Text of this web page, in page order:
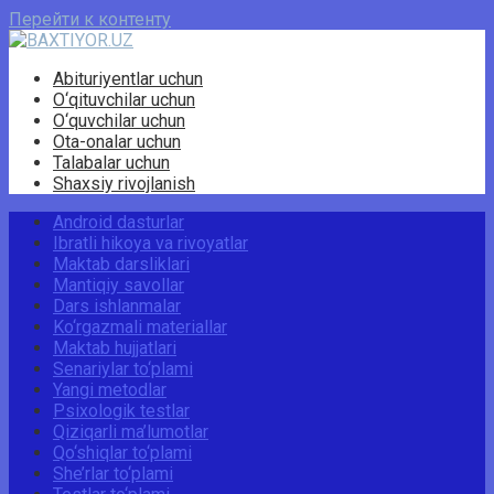
Перейти к контенту
Abituriyentlar uchun
O‘qituvchilar uchun
O‘quvchilar uchun
Ota-onalar uchun
Talabalar uchun
Shaxsiy rivojlanish
Android dasturlar
Ibratli hikoya va rivoyatlar
Maktab darsliklari
Mantiqiy savollar
Dars ishlanmalar
Ko‘rgazmali materiallar
Maktab hujjatlari
Senariylar to‘plami
Yangi metodlar
Psixologik testlar
Qiziqarli ma’lumotlar
Qo‘shiqlar to‘plami
She’rlar to‘plami